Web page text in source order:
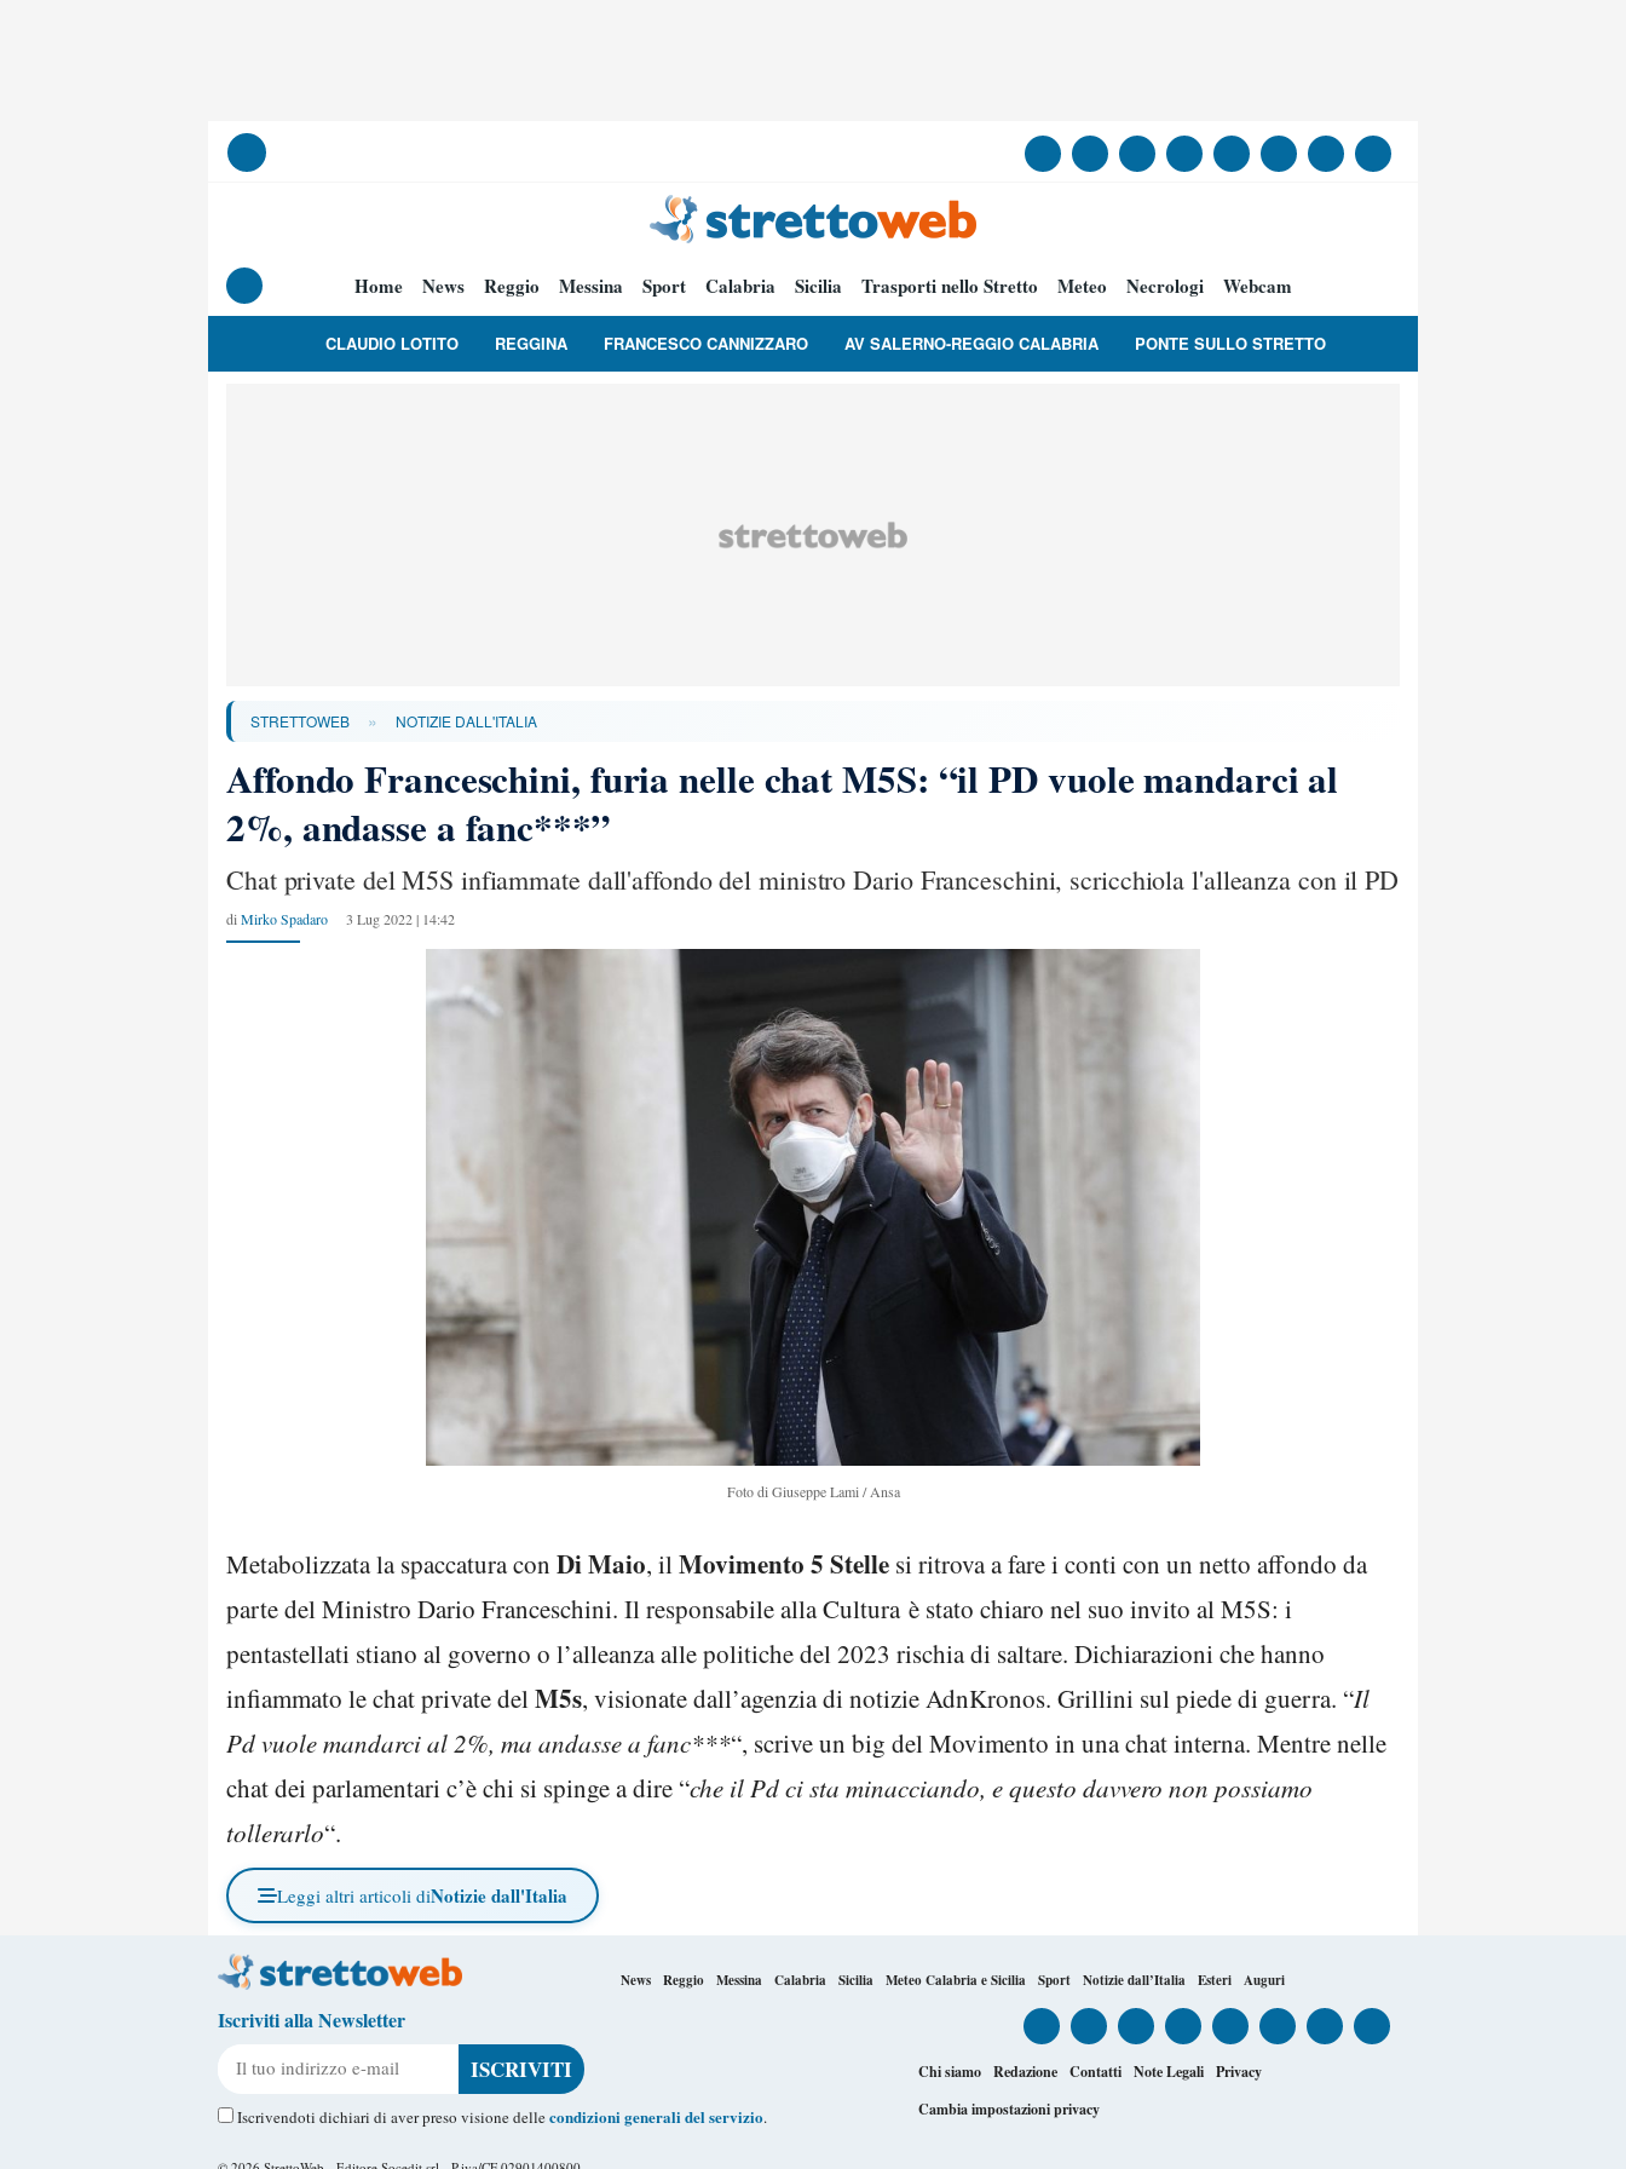
Home News Reggio Messina Sport Calabria Sicilia Trasporti nello Stretto Meteo Necrologi Webcam
CLAUDIO LOTITO REGGINA FRANCESCO CANNIZZARO AV SALERNO-REGGIO CALABRIA PONTE SULLO STRETTO
STRETTOWEB » NOTIZIE DALL'ITALIA
Affondo Franceschini, furia nelle chat M5S: “il PD vuole mandarci al
2%, andasse a fanc***”
Chat private del M5S infiammate dall'affondo del ministro Dario Franceschini, scricchiola l'alleanza con il PD
di Mirko Spadaro 3 Lug 2022 | 14:42
Foto di Giuseppe Lami / Ansa
Metabolizzata la spaccatura con Di Maio, ilMovimento 5 Stelle si ritrova a fare i conti con un netto affondo da
parte del Ministro Dario Franceschini. Il responsabile alla Cultura è stato chiaro nel suo invito al M5S: i
pentastellati stiano al governo o l’alleanza alle politiche del 2023 rischia di saltare. Dichiarazioni che hanno
infiammato le chat private delM5s, visionate dall’agenzia di notizie AdnKronos. Grillini sul piede di guerra. “Il
Pd vuole mandarci al 2%, ma andasse a fanc***“, scrive un big del Movimento in una chat interna. Mentre nelle
chat dei parlamentari c’è chi si spinge a dire “che il Pd ci sta minacciando, e questo davvero non possiamo
tollerarlo“.
Leggi altri articoli diNotizie dall'Italia
News Reggio Messina Calabria Sicilia Meteo Calabria e Sicilia Sport Notizie dall’Italia Esteri Auguri
Iscriviti alla Newsletter
Iscrivendoti dichiari di aver preso visione dellecondizioni generali del servizio.
Chi siamo Redazione Contatti Note Legali Privacy
Cambia impostazioni privacy